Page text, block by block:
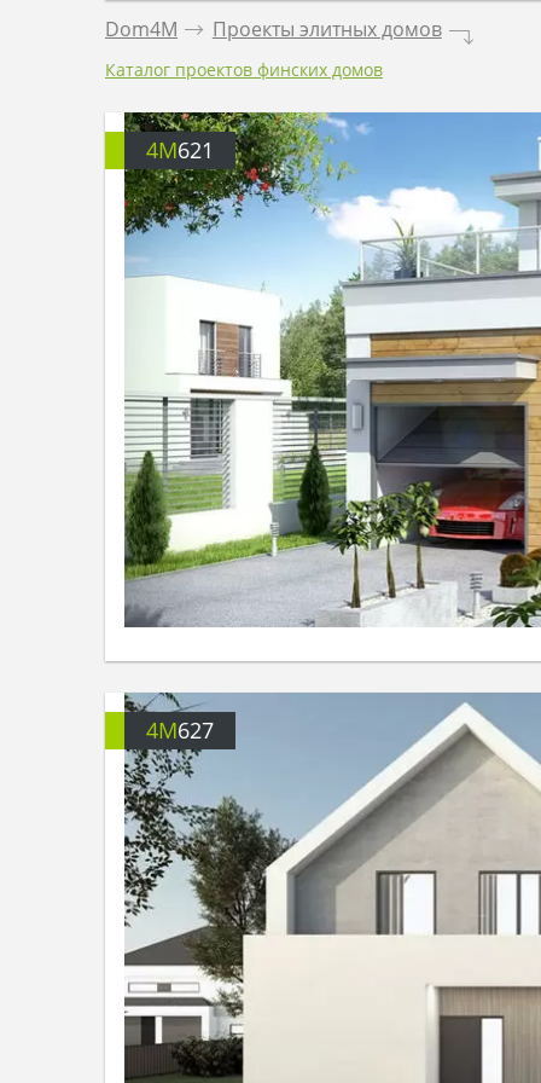
Dom4M . Проекты элитных домов .
Каталог проектов финских домов
4M621
4M627